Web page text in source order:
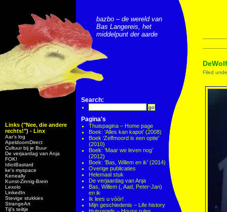
Links ("Nee, die andere
rechts!") - Linx
Aar’s log
ApeldoornDirect
Cultuur bij je Buur
De verjaardag van Anja
FOK!
IdiotBastard
ke's myspace
Keneally
Kunst-Zinnig-Brein
Lexolo
LinkedIn
Stevige stukkies
StrangeArt
Tijl’s teiltje
bazbo – de wereld van
Bas Langereis, het
middelpunt der aarde
Search:
Pagina's
Thuispagina – Home page
Boek: ‘Alles kan kapot’ (2008)
Boek ‘Zelfmoord is een optie’
(2010)
Boek: ‘Maar we leven nog’
(2012)
Boek: ‘Bas, Willem en ik’ (2014)
Overige publicaties
Helemaal stuk
De verjaardag van Anja
Bas, Willem (, Aad, Peter-Jan)
en ik
Ik lees u vóór!
Mijn geschiedenis – Life history
Filed